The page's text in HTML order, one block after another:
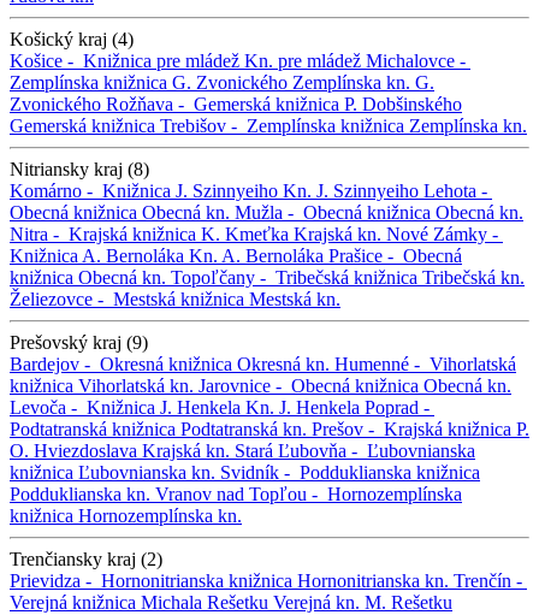
Košický kraj (4)
Košice - Knižnica pre mládež Kn. pre mládež Michalovce -
Zemplínska knižnica G. Zvonického Zemplínska kn. G.
Zvonického Rožňava - Gemerská knižnica P. Dobšinského
Gemerská knižnica Trebišov - Zemplínska knižnica Zemplínska kn.
Nitriansky kraj (8)
Komárno - Knižnica J. Szinnyeiho Kn. J. Szinnyeiho Lehota -
Obecná knižnica Obecná kn. Mužla - Obecná knižnica Obecná kn.
Nitra - Krajská knižnica K. Kmeťka Krajská kn. Nové Zámky -
Knižnica A. Bernoláka Kn. A. Bernoláka Prašice - Obecná
knižnica Obecná kn. Topoľčany - Tribečská knižnica Tribečská kn.
Želiezovce - Mestská knižnica Mestská kn.
Prešovský kraj (9)
Bardejov - Okresná knižnica Okresná kn. Humenné - Vihorlatská
knižnica Vihorlatská kn. Jarovnice - Obecná knižnica Obecná kn.
Levoča - Knižnica J. Henkela Kn. J. Henkela Poprad -
Podtatranská knižnica Podtatranská kn. Prešov - Krajská knižnica P.
O. Hviezdoslava Krajská kn. Stará Ľubovňa - Ľubovnianska
knižnica Ľubovnianska kn. Svidník - Podduklianska knižnica
Podduklianska kn. Vranov nad Topľou - Hornozemplínska
knižnica Hornozemplínska kn.
Trenčiansky kraj (2)
Prievidza - Hornonitrianska knižnica Hornonitrianska kn. Trenčín -
Verejná knižnica Michala Rešetku Verejná kn. M. Rešetku